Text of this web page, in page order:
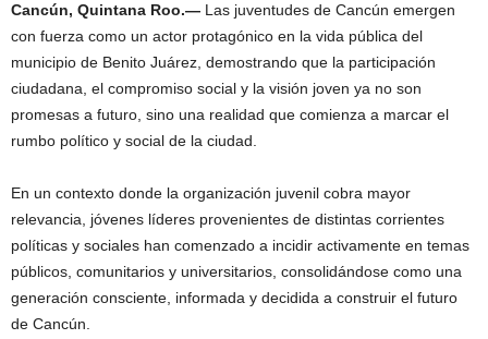
Cancún, Quintana Roo.— Las juventudes de Cancún emergen
con fuerza como un actor protagónico en la vida pública del
municipio de Benito Juárez, demostrando que la participación
ciudadana, el compromiso social y la visión joven ya no son
promesas a futuro, sino una realidad que comienza a marcar el
rumbo político y social de la ciudad.
En un contexto donde la organización juvenil cobra mayor
relevancia, jóvenes líderes provenientes de distintas corrientes
políticas y sociales han comenzado a incidir activamente en temas
públicos, comunitarios y universitarios, consolidándose como una
generación consciente, informada y decidida a construir el futuro
de Cancún.